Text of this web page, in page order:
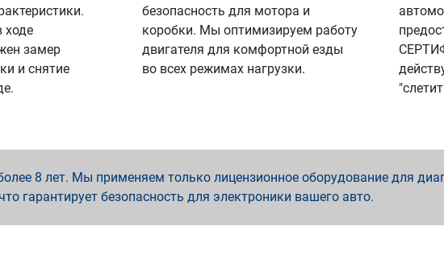
ходе
замер
и снятие
безопасность для мотора и
коробки. Мы оптимизируем работу
двигателя для комфортной езды
во всех режимах нагрузки.
8 лет. Мы применяем только лицензионное оборудование для
гарантирует безопасность для электроники вашего авто.